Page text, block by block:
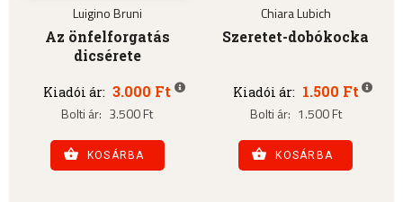
Luigino Bruni
Az önfelforgatás
dicsérete
Kiadói ár: 3.000 Ft
Bolti ár: 3.500 Ft
KOSÁRBA
Chiara Lubich
Szeretet-dobókocka
Kiadói ár: 1.500 Ft
Bolti ár: 1.500 Ft
KOSÁRBA